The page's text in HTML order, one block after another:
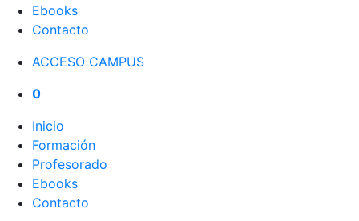
Ebooks
Contacto
ACCESO CAMPUS
0
Inicio
Formación
Profesorado
Ebooks
Contacto